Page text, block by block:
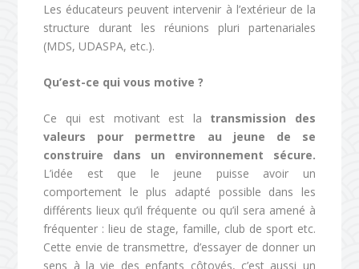
Les éducateurs peuvent intervenir à l’extérieur de la
structure durant les réunions pluri partenariales
(MDS, UDASPA, etc.).
Qu’est-ce qui vous motive ?
Ce qui est motivant est la transmission des
valeurs pour permettre au jeune de se
construire dans un environnement sécure.
L’idée est que le jeune puisse avoir un
comportement le plus adapté possible dans les
différents lieux qu’il fréquente ou qu’il sera amené à
fréquenter : lieu de stage, famille, club de sport etc.
Cette envie de transmettre, d’essayer de donner un
sens à la vie des enfants côtoyés, c’est aussi un